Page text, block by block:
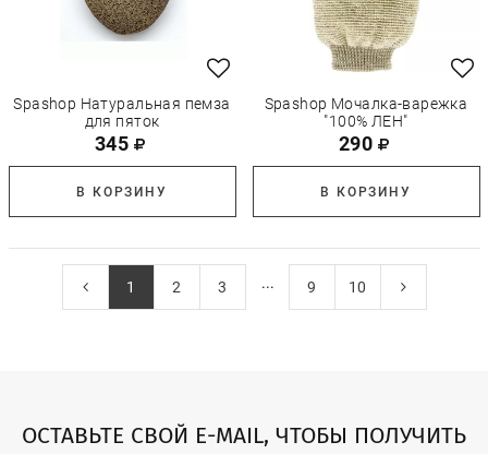
Spashop Натуральная пемза
для пяток
345
В КОРЗИНУ
Spashop Мочалка-варежка
"100% ЛЕН"
290
В КОРЗИНУ
1 2 3 ... 9 10
ОСТАВЬТЕ СВОЙ E-MAIL, ЧТОБЫ ПОЛУЧИТЬ